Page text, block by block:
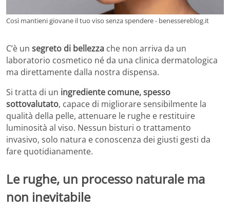
Così mantieni giovane il tuo viso senza spendere - benessereblog.it
C’è un segreto di bellezza che non arriva da un
laboratorio cosmetico né da una clinica dermatologica
ma direttamente dalla nostra dispensa.
Si tratta di un ingrediente comune, spesso
sottovalutato, capace di migliorare sensibilmente la
qualità della pelle, attenuare le rughe e restituire
luminosità al viso. Nessun bisturi o trattamento
invasivo, solo natura e conoscenza dei giusti gesti da
fare quotidianamente.
Le rughe, un processo naturale ma
non inevitabile